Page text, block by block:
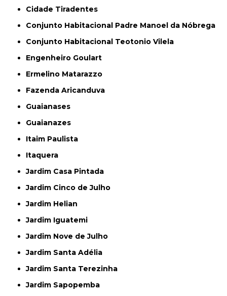
Cidade Tiradentes
Conjunto Habitacional Padre Manoel da Nóbrega
Conjunto Habitacional Teotonio Vilela
Engenheiro Goulart
Ermelino Matarazzo
Fazenda Aricanduva
Guaianases
Guaianazes
Itaim Paulista
Itaquera
Jardim Casa Pintada
Jardim Cinco de Julho
Jardim Helian
Jardim Iguatemi
Jardim Nove de Julho
Jardim Santa Adélia
Jardim Santa Terezinha
Jardim Sapopemba